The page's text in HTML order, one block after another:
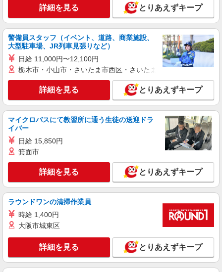
ソフトバンクショップの携帯販売スタッフ
月給 200,000円 〜 387,900円 試用期間あり 3
ヶ月 ※経験・能力による 【試用期間】月給
185000 円 〜 200000 円
■ソフトバンク飛田バイパス店 熊本県 熊本市
北区 鶴羽田1丁目 15‐1
キープ 詳細を見る
ワイモバイル飛田バイパス店
ワイモバイルショップの携帯販売スタッフ
月給 200,000円 〜 387,000円 試用期間あり 3
■ワイモバイル飛田バイパス店 熊本県熊本市北
キープ 詳細を見る
契約社員
ワイモバイル飛田バイパス店
ワイモバイルショップの携帯販売スタッフ
ヶ月 ※経験・能力による 【試用期間】時給 1050
円 〜 1100 円
■ワイモバイル飛田バイパス店 熊本県熊本市北
区鶴羽田1丁目15‐1
詳細を見る とりあえずキープ
警備員スタッフ（イベント、道路、商業施設、
大型駐車場、JR列車見張りなど）
日給 11,000円〜12,100円
栃木市・小山市・さいたま市西区・さいたま市岩槻区・久喜市・
詳細を見る とりあえずキープ
マイクロバスにて教習所に通う生徒の送迎ドラ
イバー
日給 15,850円
箕面市
詳細を見る とりあえずキープ
ラウンドワンの清掃作業員
時給 1,400円
大阪市城東区
詳細を見る とりあえずキープ